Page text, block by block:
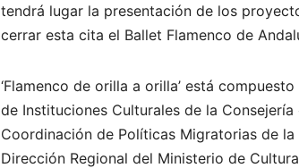
tendrá lugar la presentación de los
cerrar esta cita el Ballet Flamenco de
‘Flamenco de orilla a orilla’ está
de Instituciones Culturales de la
Coordinación de Políticas Migratorias de
Dirección Regional del Ministerio de